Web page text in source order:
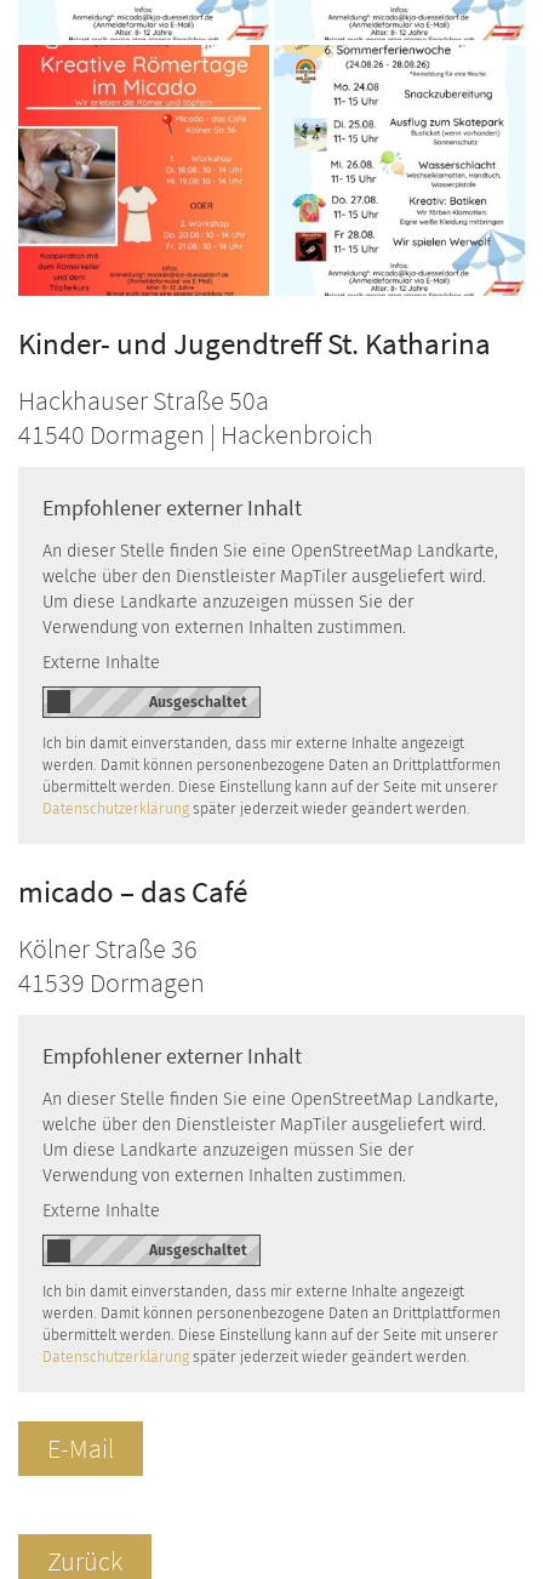
Kinder- und Jugendtreff St. Katharina
Hackhauser Straße 50a
41540 Dormagen | Hackenbroich
Empfohlener externer Inhalt
An dieser Stelle finden Sie eine OpenStreetMap Landkarte,
welche über den Dienstleister MapTiler ausgeliefert wird.
Um diese Landkarte anzuzeigen müssen Sie der
Verwendung von externen Inhalten zustimmen.
Externe Inhalte
Ich bin damit einverstanden, dass mir externe Inhalte angezeigt
werden. Damit können personenbezogene Daten an Drittplattformen
übermittelt werden. Diese Einstellung kann auf der Seite mit unserer
Datenschutzerklärung später jederzeit wieder geändert werden.
micado – das Café
Kölner Straße 36
41539 Dormagen
Empfohlener externer Inhalt
An dieser Stelle finden Sie eine OpenStreetMap Landkarte,
welche über den Dienstleister MapTiler ausgeliefert wird.
Um diese Landkarte anzuzeigen müssen Sie der
Verwendung von externen Inhalten zustimmen.
Externe Inhalte
Ich bin damit einverstanden, dass mir externe Inhalte angezeigt
werden. Damit können personenbezogene Daten an Drittplattformen
übermittelt werden. Diese Einstellung kann auf der Seite mit unserer
Datenschutzerklärung später jederzeit wieder geändert werden.
E-Mail
Zurück